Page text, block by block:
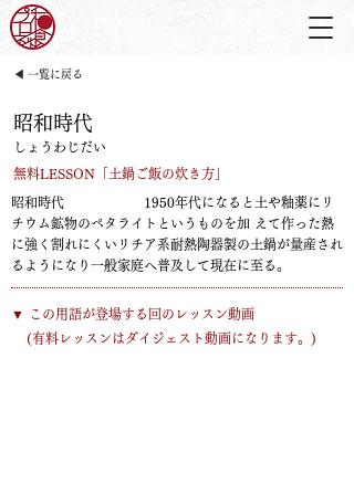
◀ 一覧に戻る
昭和時代
しょうわじだい
無料LESSON「土鍋ご飯の炊き方」
昭和時代 1950年代になると土や釉薬にリ
チウム鉱物のペタライトというものを加 えて作った熱
に強く割れにくいリチア系耐熱陶器製の土鍋が量産され
るようになり一般家庭へ普及して現在に至る。
​▼ この用語が登場する回のレッスン動画
​(有料レッスンはダイジェスト動画になります。)